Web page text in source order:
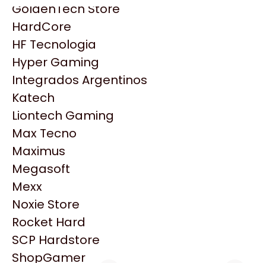
HP
HyperX
INNO3D
Intel
Kingston
Lenovo
Logitech
MSI
NVIDIA GeForce
NZXT
PNY
Palit
Philips
PowerColor
GoldenTech Store
HardCore
HF Tecnologia
Hyper Gaming
Integrados Argentinos
Katech
Liontech Gaming
Max Tecno
Maximus
Megasoft
Mexx
Noxie Store
Rocket Hard
SCP Hardstore
ShopGamer
Productos
Similares
Explorá más productos similares